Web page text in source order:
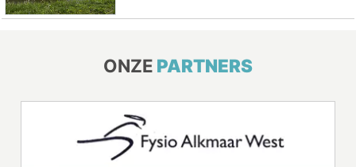
ONZE PARTNERS